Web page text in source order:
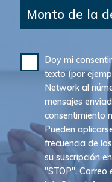
Monto de la
Doy mi
texto (por
Network al
mensajes
consentimiento
Pueden
frecuencia de
su suscripción
"STOP". Correo